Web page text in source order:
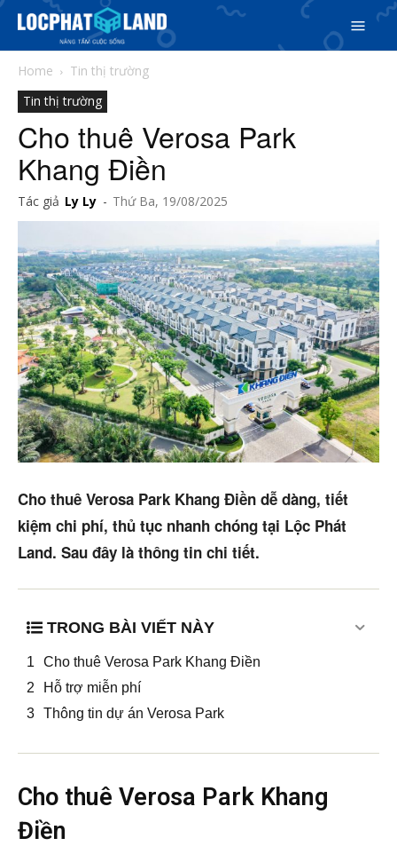
Search
Search
5/5(1 Review)
Phiên bản cập nhật V3
& tìm kiếm nhanh chóng hơn
Trang chủ
Dự án
Mua bán
Thị trường
Liên hệ
Search
Home
Tin thị trường
Tin thị trường
Cho thuê Verosa Park
Khang Điền
Tác giả Ly Ly - Thứ Ba, 19/08/2025
Cho thuê Verosa Park Khang Điền dễ dàng, tiết
kiệm chi phí, thủ tục nhanh chóng tại Lộc Phát
Land. Sau đây là thông tin chi tiết.
TRONG BÀI VIẾT NÀY
Cho thuê Verosa Park Khang Điền
Hỗ trợ miễn phí
Thông tin dự án Verosa Park
Cho thuê Verosa Park Khang
Điền